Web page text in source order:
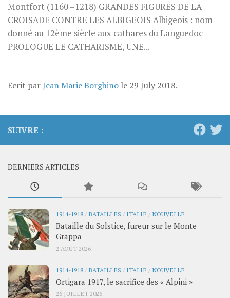
Montfort (1160 –1218) GRANDES FIGURES DE LA
CROISADE CONTRE LES ALBIGEOIS Albigeois : nom
donné au 12ème siècle aux cathares du Languedoc
PROLOGUE LE CATHARISME, UNE...
Ecrit parJean Marie Borghino le 29 July 2018.
SUIVRE :
DERNIERS ARTICLES
1914-1918 / BATAILLES / ITALIE / NOUVELLE
Bataille du Solstice, fureur sur le Monte
Grappa
2 AOÛT 2026
1914-1918 / BATAILLES / ITALIE / NOUVELLE
Ortigara 1917, le sacrifice des « Alpini »
26 JUILLET 2026